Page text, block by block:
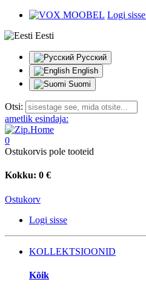
Logi sisse
Eesti
Русский
English
Suomi
Otsi:
ametlik esindaja:
0
Ostukorvis pole tooteid
Kokku: 0 €
Ostukorv
Logi sisse
KOLLEKTSIOONID
Kõik